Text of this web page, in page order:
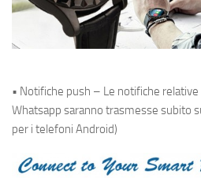
• Notifiche push – Le notifiche relative
Whatsapp saranno trasmesse subito
per i telefoni Android)